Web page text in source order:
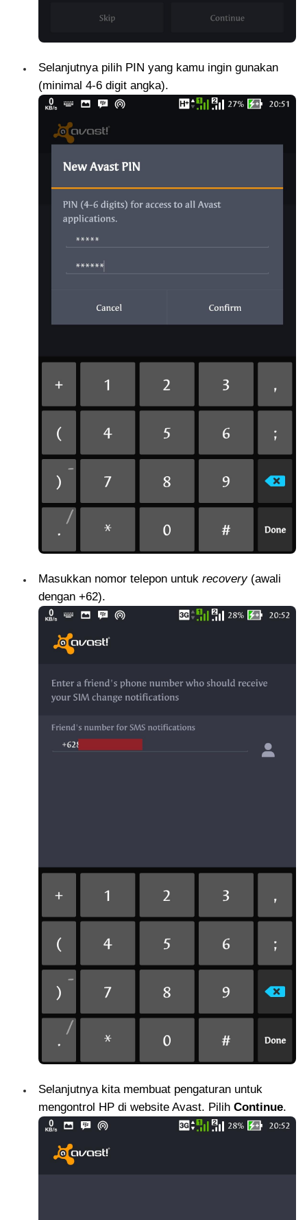
Selanjutnya pilih PIN yang kamu ingin gunakan
(minimal 4-6 digit angka).
Masukkan nomor telepon untuk recovery(awali
dengan +62).
Selanjutnya kita membuat pengaturan untuk
mengontrol HP di website Avast. Pilih Continue.